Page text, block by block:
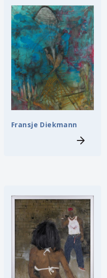
Fransje Diekmann